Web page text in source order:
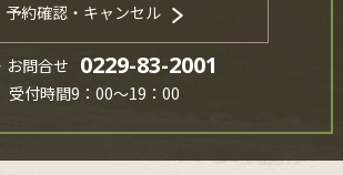
予約確認・キャンセル
お問合せ 0229-83-2001
受付時間9：00～19：00